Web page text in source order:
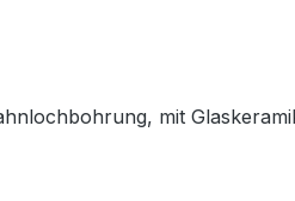
mit